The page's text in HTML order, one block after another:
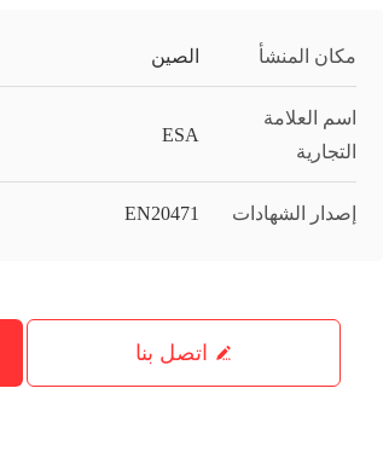
مكان المنشأ الصين
اسم العلامة
التجارية
ESA
إصدار الشهادات EN20471
اتصل بنا